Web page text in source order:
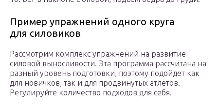
Пример упражнений одного круга
для силовиков
Рассмотрим комплекс упражнений на развитие
силовой выносливости. Эта программа рассчитана на
разный уровень подготовки, поэтому подойдет как
для новичков, так и для продвинутых атлетов.
Регулируйте количество подходов для себя.